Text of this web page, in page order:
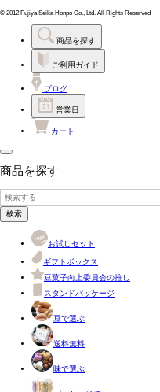
© 2012 Fujiya Seika Honpo Co., Ltd. All Rights Reserved
商品を探す
ご利用ガイド
ブログ
営業日
カート
商品を探す
検索
お試しセット
ギフトボックス
豆菓子向上委員会の推し
スタンドパッケージ
豆で選ぶ
送料無料
味で選ぶ